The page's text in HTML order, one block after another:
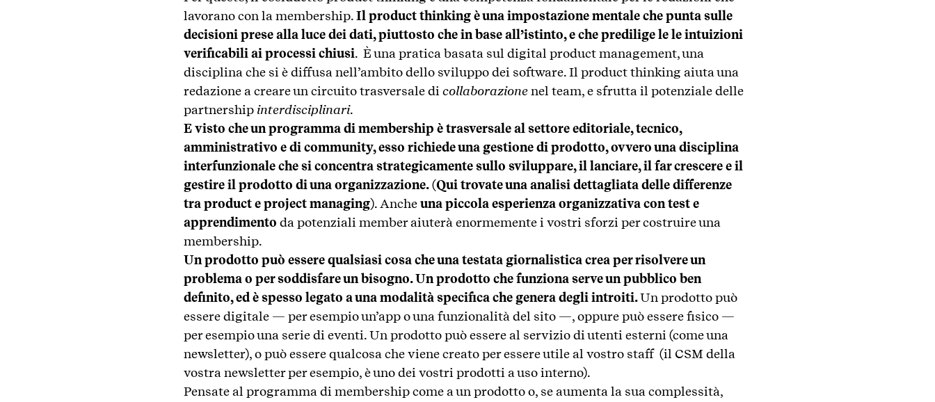
lavorano con la membership.Il product thinking è una impostazione mentale che punta sulle
decisioni prese alla luce dei dati, piuttosto che in base all’istinto, e che predilige le le intuizioni
verificabili ai processi chiusi. È una pratica basata sul digital product management, una
disciplina che si è diffusa nell’ambito dello sviluppo dei software. Il product thinking aiuta una
redazione a creare un circuito trasversale di collaborazionenel team, e sfrutta il potenziale delle
partnership interdisciplinari.
E visto che un programma di membership è trasversale al settore editoriale, tecnico,
amministrativo e di community, esso richiede una gestione di prodotto, ovvero una disciplina
interfunzionale che si concentra strategicamente sullo sviluppare, il lanciare, il far crescere e il
gestire il prodotto di una organizzazione.(Qui trovate una analisi dettagliata delle differenze
tra product e project managing). Ancheuna piccola esperienza organizzativa con test e
apprendimento da potenziali member aiuterà enormemente i vostri sforzi per costruire una
membership.
Un prodotto può essere qualsiasi cosa che una testata giornalistica crea per risolvere un
problema o per soddisfare un bisogno. Un prodotto che funziona serve un pubblico ben
definito, ed è spesso legato a una modalità specifica che genera degli introiti.Un prodotto può
essere digitale — per esempio un’app o una funzionalità del sito —, oppure può essere fisico —
per esempio una serie di eventi. Un prodotto può essere al servizio di utenti esterni (come una
newsletter), o può essere qualcosa che viene creato per essere utile al vostro staff (il CSM della
vostra newsletter per esempio, è uno dei vostri prodotti a uso interno).
Pensate al programma di membership come a un prodotto o, se aumenta la sua complessità,